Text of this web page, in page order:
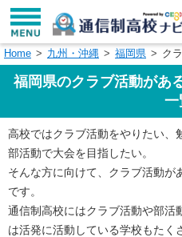
学校名で探す
エリアから探す
エリア
関東
Home 九州・沖縄 福岡県 ク
福岡県のクラブ活動があ
一
高校ではクラブ活動をやりたい、
部活動で大会を目指したい。
そんな方に向けて、クラブ活動が
です。
通信制高校にはクラブ活動や部活
は活発に活動している学校もたく